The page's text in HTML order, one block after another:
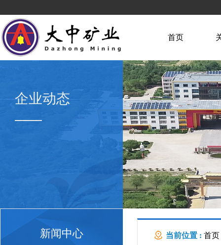
首页
企业动态
新闻中心 当前位置 : 首页